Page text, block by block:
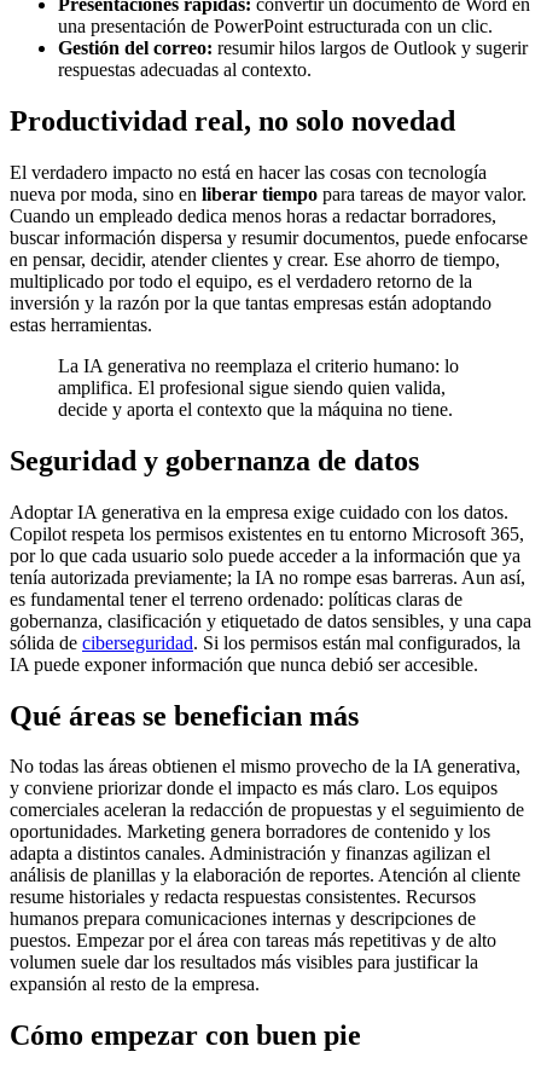
Presentaciones rápidas: convertir un documento de Word en
una presentación de PowerPoint estructurada con un clic.
Gestión del correo: resumir hilos largos de Outlook y sugerir
respuestas adecuadas al contexto.
Productividad real, no solo novedad
El verdadero impacto no está en hacer las cosas con tecnología
nueva por moda, sino en liberar tiempo para tareas de mayor valor.
Cuando un empleado dedica menos horas a redactar borradores,
buscar información dispersa y resumir documentos, puede enfocarse
en pensar, decidir, atender clientes y crear. Ese ahorro de tiempo,
multiplicado por todo el equipo, es el verdadero retorno de la
inversión y la razón por la que tantas empresas están adoptando
estas herramientas.
La IA generativa no reemplaza el criterio humano: lo
amplifica. El profesional sigue siendo quien valida,
decide y aporta el contexto que la máquina no tiene.
Seguridad y gobernanza de datos
Adoptar IA generativa en la empresa exige cuidado con los datos.
Copilot respeta los permisos existentes en tu entorno Microsoft 365,
por lo que cada usuario solo puede acceder a la información que ya
tenía autorizada previamente; la IA no rompe esas barreras. Aun así,
es fundamental tener el terreno ordenado: políticas claras de
gobernanza, clasificación y etiquetado de datos sensibles, y una capa
sólida de ciberseguridad. Si los permisos están mal configurados, la
IA puede exponer información que nunca debió ser accesible.
Qué áreas se benefician más
No todas las áreas obtienen el mismo provecho de la IA generativa,
y conviene priorizar donde el impacto es más claro. Los equipos
comerciales aceleran la redacción de propuestas y el seguimiento de
oportunidades. Marketing genera borradores de contenido y los
adapta a distintos canales. Administración y finanzas agilizan el
análisis de planillas y la elaboración de reportes. Atención al cliente
resume historiales y redacta respuestas consistentes. Recursos
humanos prepara comunicaciones internas y descripciones de
puestos. Empezar por el área con tareas más repetitivas y de alto
volumen suele dar los resultados más visibles para justificar la
expansión al resto de la empresa.
Cómo empezar con buen pie